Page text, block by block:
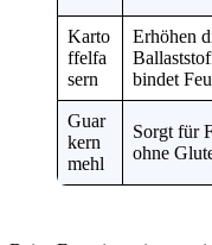
Karto
ffelfa
sern
Erhöhen
bindet
Guar
kern
mehl
Sorgt für
ohne